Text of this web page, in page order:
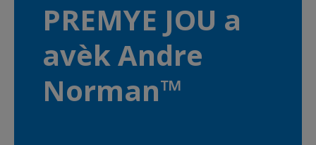
PREMYE JOU a
avèk Andre
Norman™